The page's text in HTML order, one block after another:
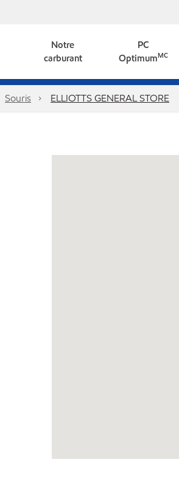
Notre
carburant
PC
OptimumMC
Souris ELLIOTTS GENERAL STORE